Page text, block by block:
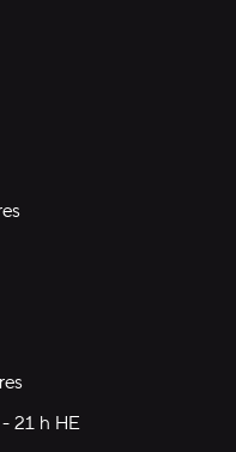
24 heures
21 h HE9 h HE - 21 h HE